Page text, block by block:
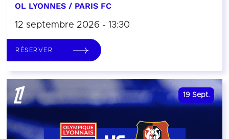
OL LYONNES / PARIS FC
12 septembre 2026 - 13:30
RÉSERVER
19 Sept.